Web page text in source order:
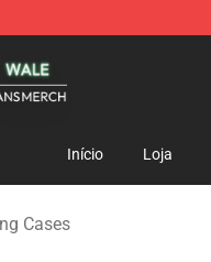
Início Loja
Cases